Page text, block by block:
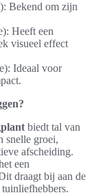
Bekend om zijn
Heeft een
visueel effect
Ideaal voor
biedt tal van
snelle groei,
afscheiding.
een
draagt bij aan de